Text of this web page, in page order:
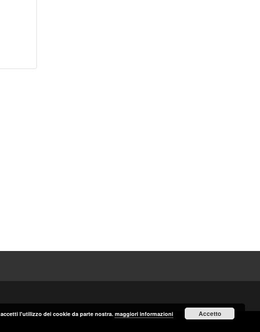
l'utilizzo dei cookie da parte nostra.maggiori informazioni Accetto